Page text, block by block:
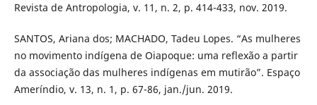
Revista de Antropologia, v. 11, n. 2, p. 414-433, nov. 2019.
SANTOS, Ariana dos; MACHADO, Tadeu Lopes. “As mulheres
no movimento indígena de Oiapoque: uma reflexão a partir
da associação das mulheres indígenas em mutirão”. Espaço
Ameríndio, v. 13, n. 1, p. 67-86, jan./jun. 2019.